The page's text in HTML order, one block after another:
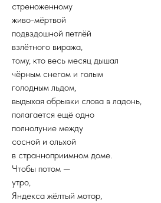
стреноженному
живо-мёртвой
подвздошной петлёй
взлётного виража,
тому, кто весь месяц дышал
чёрным снегом и голым
голодным льдом,
выдыхая обрывки слова в ладонь,
полагается ещё одно
полнолуние между
сосной и ольхой
в странноприимном доме.
Чтобы потом —
утро,
Яндекса жёлтый мотор,